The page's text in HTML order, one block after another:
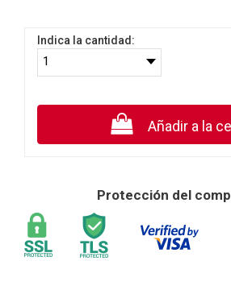
Indica la cantidad:
Añadir a la
Protección del